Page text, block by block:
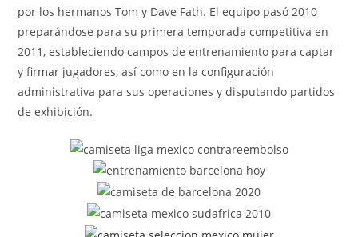
por los hermanos Tom y Dave Fath. El equipo pasó 2010
preparándose para su primera temporada competitiva en
2011, estableciendo campos de entrenamiento para captar
y firmar jugadores, así como en la configuración
administrativa para sus operaciones y disputando partidos
de exhibición.